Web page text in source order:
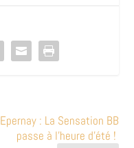
Epernay : La Sensation BB
passe à l’heure d’été !